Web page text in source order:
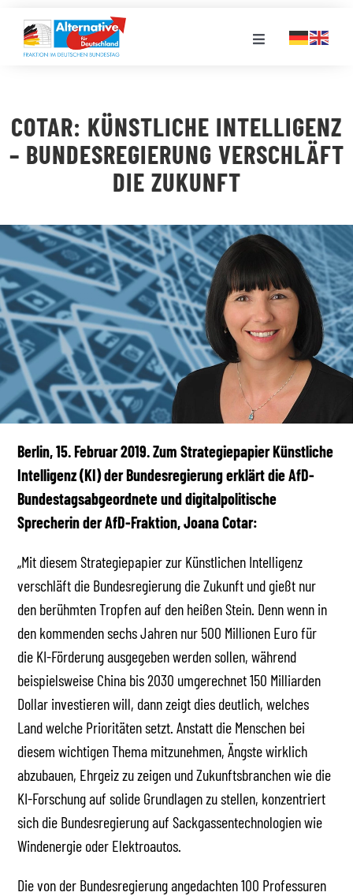
Inhalt
springen
Toggle
LANDESGRUPPEN
VERANSTALTUNGEN
PRESSE
STELLENPORTAL
MEDIATHEK
COTAR: KÜNSTLICHE INTELLIGENZ
– BUNDESREGIERUNG VERSCHLÄFT
DIE ZUKUNFT
Berlin, 15. Februar 2019. Zum Strategiepapier Künstliche
Intelligenz (KI) der Bundesregierung erklärt die AfD-
Bundestagsabgeordnete und digitalpolitische
Sprecherin der AfD-Fraktion, Joana Cotar:
„Mit diesem Strategiepapier zur Künstlichen Intelligenz
verschläft die Bundesregierung die Zukunft und gießt nur
den berühmten Tropfen auf den heißen Stein. Denn wenn in
den kommenden sechs Jahren nur 500 Millionen Euro für
die KI-Förderung ausgegeben werden sollen, während
beispielsweise China bis 2030 umgerechnet 150 Milliarden
Dollar investieren will, dann zeigt dies deutlich, welches
Land welche Prioritäten setzt. Anstatt die Menschen bei
diesem wichtigen Thema mitzunehmen, Ängste wirklich
abzubauen, Ehrgeiz zu zeigen und Zukunftsbranchen wie die
KI-Forschung auf solide Grundlagen zu stellen, konzentriert
sich die Bundesregierung auf Sackgassentechnologien wie
Windenergie oder Elektroautos.
Die von der Bundesregierung angedachten 100 Professuren